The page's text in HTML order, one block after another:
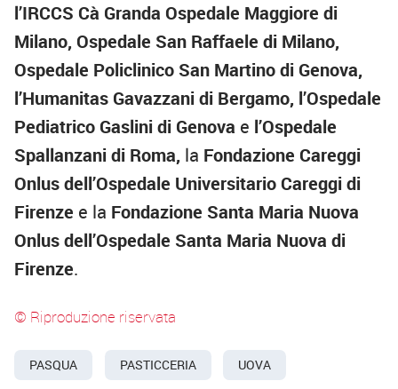
l’IRCCS Cà Granda Ospedale Maggiore di
Milano, Ospedale San Raffaele di Milano,
Ospedale Policlinico San Martino di Genova,
l’Humanitas Gavazzani di Bergamo, l’Ospedale
Pediatrico Gaslini di Genova e l’Ospedale
Spallanzani di Roma, la Fondazione Careggi
Onlus dell’Ospedale Universitario Careggi di
Firenze e la Fondazione Santa Maria Nuova
Onlus dell’Ospedale Santa Maria Nuova di
Firenze.
© Riproduzione riservata
PASQUA PASTICCERIA UOVA